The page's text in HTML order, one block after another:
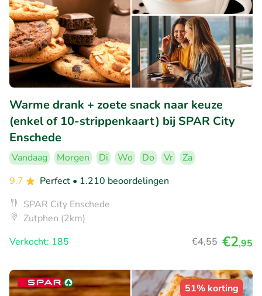
Warme drank + zoete snack naar keuze
(enkel of 10-strippenkaart) bij SPAR City
Enschede
Vandaag Morgen Di Wo Do Vr
Za
9.7
Perfect • 1.210 beoordelingen
SPAR City Enschede
Zutphen (2km)
Verkocht: 185
€4,55 €2,95
51% korting